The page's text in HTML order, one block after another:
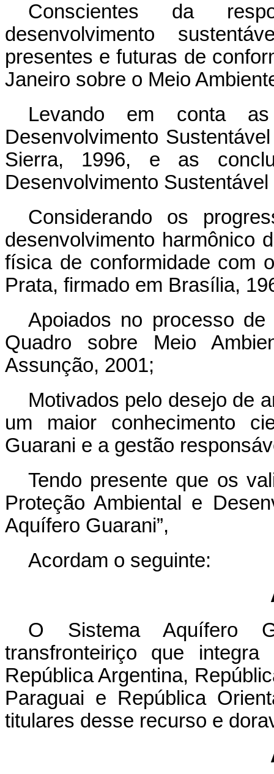
Conscientes da
desenvolvimento
presentes e futuras de
Janeiro sobre o Meio
Levando em conta
Desenvolvimento
Sierra, 1996, e as
Desenvolvimento
Considerando os
desenvolvimento harmônico
física de conformidade com
Prata, firmado em Brasília,
Apoiados no processo de
Quadro sobre Meio
Assunção, 2001;
Motivados pelo desejo de
um maior conhecimento
Guarani e a gestão
Tendo presente que os
Proteção Ambiental e
Aquífero Guarani”,
Acordam o seguinte:
O Sistema Aquífero
transfronteiriço que
República Argentina,
Paraguai e República
titulares desse recurso e